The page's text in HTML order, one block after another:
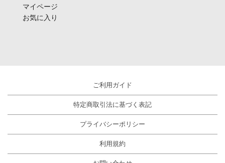
マイページ
お気に入り
ご利用ガイド
特定商取引法に基づく表記
プライバシーポリシー
利用規約